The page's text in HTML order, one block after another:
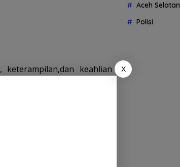
keahlian
yang sangat diperlukan
maupun musibah yang
menyerap ilmu yang
Banda Aceh,”Ibnu
Aceh Selatan
Polisi
X